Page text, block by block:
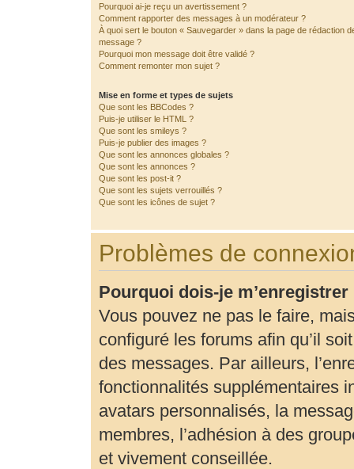
Pourquoi ai-je reçu un avertissement ?
Comment rapporter des messages à un modérateur ?
À quoi sert le bouton « Sauvegarder » dans la page de rédaction
message ?
Pourquoi mon message doit être validé ?
Comment remonter mon sujet ?
Mise en forme et types de sujets
Que sont les BBCodes ?
Puis-je utiliser le HTML ?
Que sont les smileys ?
Puis-je publier des images ?
Que sont les annonces globales ?
Que sont les annonces ?
Que sont les post-it ?
Que sont les sujets verrouillés ?
Que sont les icônes de sujet ?
Problèmes de
Pourquoi dois-je m’enregistrer
Vous pouvez ne pas le faire,
configuré les forums afin qu’il
des messages. Par ailleurs,
fonctionnalités supplémentaires
avatars personnalisés, la
membres, l’adhésion à des
et vivement conseillée.